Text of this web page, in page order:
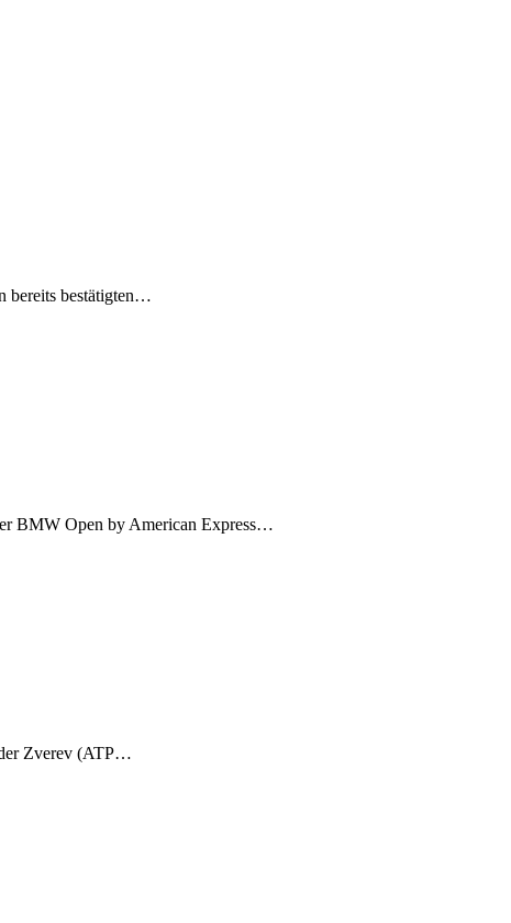
bereits bestätigten…
BMW Open by American Express…
Zverev (ATP…